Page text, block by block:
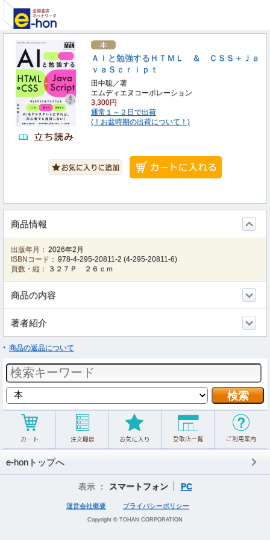
ＡＩと勉強するＨＴＭＬ ＆ ＣＳＳ＋Ｊａ
ｖａＳｃｒｉｐｔ
田中聡／著
エムディエヌコーポレーション
3,300円
通常１～２日で出荷
(！お盆時期の出荷について！)
商品情報
出版年月： 2026年2月
ISBNコード： 978-4-295-20811-2 (4-295-20811-6)
頁数・縦：
３２７Ｐ ２６ｃｍ
商品の内容
著者紹介
商品の返品について
e-honトップへ
表示 ： スマートフォン PC
運営会社概要 プライバシーポリシー
Copyright © TOHAN CORPORATION